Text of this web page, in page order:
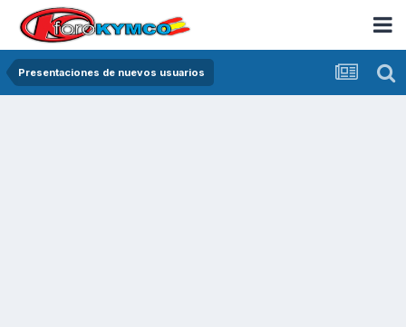
Presentaciones de nuevos usuarios